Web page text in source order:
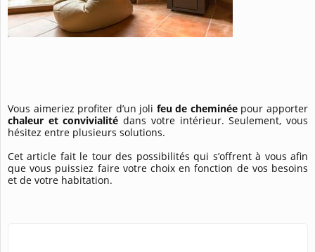
Vous aimeriez profiter d’un joli feu de cheminéepour apporter
chaleur et convivialité dans votre intérieur. Seulement, vous
hésitez entre plusieurs solutions.
Cet article fait le tour des possibilités qui s’offrent à vous afin
que vous puissiez faire votre choix en fonction de vos besoins
et de votre habitation.